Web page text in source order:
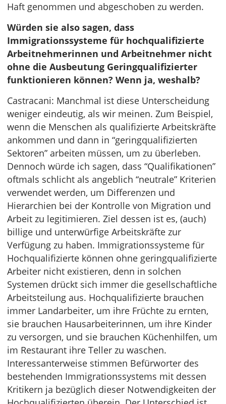
Haft genommen und abgeschoben zu werden.
Würden sie also sagen, dass
Immigrationssysteme für hochqualifizierte
Arbeitnehmerinnen und Arbeitnehmer nicht
ohne die Ausbeutung Geringqualifizierter
funktionieren können? Wenn ja, weshalb?
Castracani: Manchmal ist diese Unterscheidung
weniger eindeutig, als wir meinen. Zum Beispiel,
wenn die Menschen als qualifizierte Arbeitskräfte
ankommen und dann in “geringqualifizierten
Sektoren” arbeiten müssen, um zu überleben.
Dennoch würde ich sagen, dass “Qualifikationen”
oftmals schlicht als angeblich “neutrale” Kriterien
verwendet werden, um Differenzen und
Hierarchien bei der Kontrolle von Migration und
Arbeit zu legitimieren. Ziel dessen ist es, (auch)
billige und unterwürfige Arbeitskräfte zur
Verfügung zu haben. Immigrationssysteme für
Hochqualifizierte können ohne geringqualifizierte
Arbeiter nicht existieren, denn in solchen
Systemen drückt sich immer die gesellschaftliche
Arbeitsteilung aus. Hochqualifizierte brauchen
immer Landarbeiter, um ihre Früchte zu ernten,
sie brauchen Hausarbeiterinnen, um ihre Kinder
zu versorgen, und sie brauchen Küchenhilfen, um
im Restaurant ihre Teller zu waschen.
Interessanterweise stimmen Befürworter des
bestehenden Immigrationssystems mit dessen
Kritikern ja bezüglich dieser Notwendigkeiten der